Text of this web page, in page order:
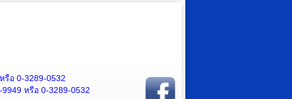
รือ 0-3289-0532
9949 หรือ 0-3289-0532